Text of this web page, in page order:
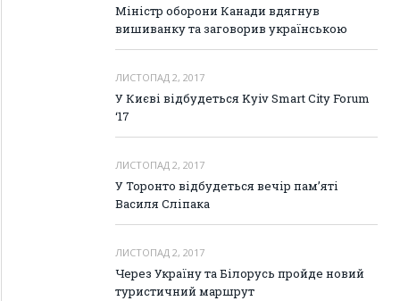
Міністр оборони Канади вдягнув
вишиванку та заговорив українською
ЛИСТОПАД 2, 2017
У Києві відбудеться Kyiv Smart City Forum
‘17
ЛИСТОПАД 2, 2017
У Торонто відбудеться вечір пам’яті
Василя Сліпака
ЛИСТОПАД 2, 2017
Через Україну та Білорусь пройде новий
туристичний маршрут